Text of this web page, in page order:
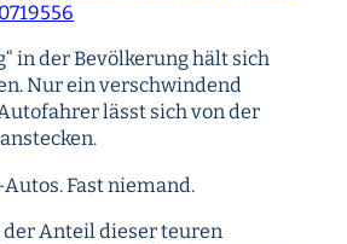
in der Bevölkerung hält sich
Nur ein verschwindend
lässt sich von der
Fast niemand.
Anteil dieser teuren